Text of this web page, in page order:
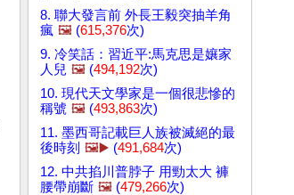
8. 聯大發言前 外長王毅突抽羊角
瘋 🖼️ (615,376次)
9. 冷笑話：習近平:馬克思是孃家
人兒 🖼️ (494,192次)
10. 現代天文學家是一個很悲慘的
稱號 🖼️ (493,863次)
11. 墨西哥記載巨人族被滅絕的最
後時刻 🖼️▶️ (491,684次)
12. 中共掐川普脖子 用勁太大 褲
腰帶崩斷 🖼️ (479,266次)